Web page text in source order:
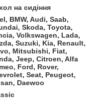
на сидіння
BMW, Audi, Saab,
Skoda, Toyota,
Volkswagen, Lada,
Suzuki, Kia, Renault,
Mitsubishi, Fiat,
Jeep, Citroen, Alfa
Ford, Rover,
Seat, Peugeot,
Daewoo